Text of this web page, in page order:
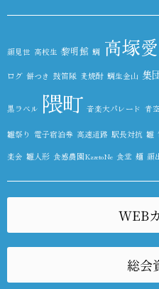
顔見世 高校生 黎明館 鯛 高塚
ログ 餅つき 鼓笛隊 麦焼酎 鯛生金山 集
黒ラベル 隈町 音楽大パレード 青空
雛祭り 電子宿泊券 高速道路 駅長対抗 雛
楽会 雛人形 食感農園KazetoNe 食堂 麺 顔
WEB
総会